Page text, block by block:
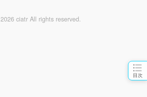
目次
ciatr All rights reserved.